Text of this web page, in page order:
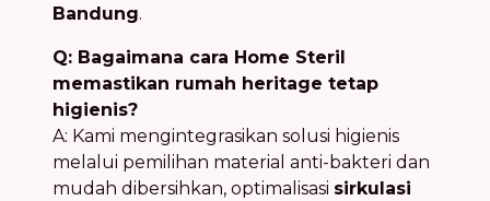
Bandung.
Q: Bagaimana cara Home Steril
memastikan rumah heritage tetap
higienis?
A: Kami mengintegrasikan solusi higienis
melalui pemilihan material anti-bakteri dan
mudah dibersihkan, optimalisasi sirkulasi